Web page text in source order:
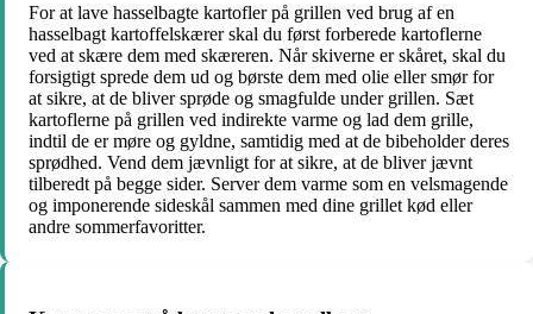
For at lave hasselbagte kartofler på grillen ved brug af en
hasselbagt kartoffelskærer skal du først forberede kartoflerne
ved at skære dem med skæreren. Når skiverne er skåret, skal du
forsigtigt sprede dem ud og børste dem med olie eller smør for
at sikre, at de bliver sprøde og smagfulde under grillen. Sæt
kartoflerne på grillen ved indirekte varme og lad dem grille,
indtil de er møre og gyldne, samtidig med at de bibeholder deres
sprødhed. Vend dem jævnligt for at sikre, at de bliver jævnt
tilberedt på begge sider. Server dem varme som en velsmagende
og imponerende sideskål sammen med dine grillet kød eller
andre sommerfavoritter.